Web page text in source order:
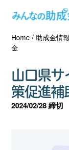
助成金を探す
士業の方へ
助成金コラム
Home/ 助成金情報
金
山口県サ
策促進補
2024/02/28 締切